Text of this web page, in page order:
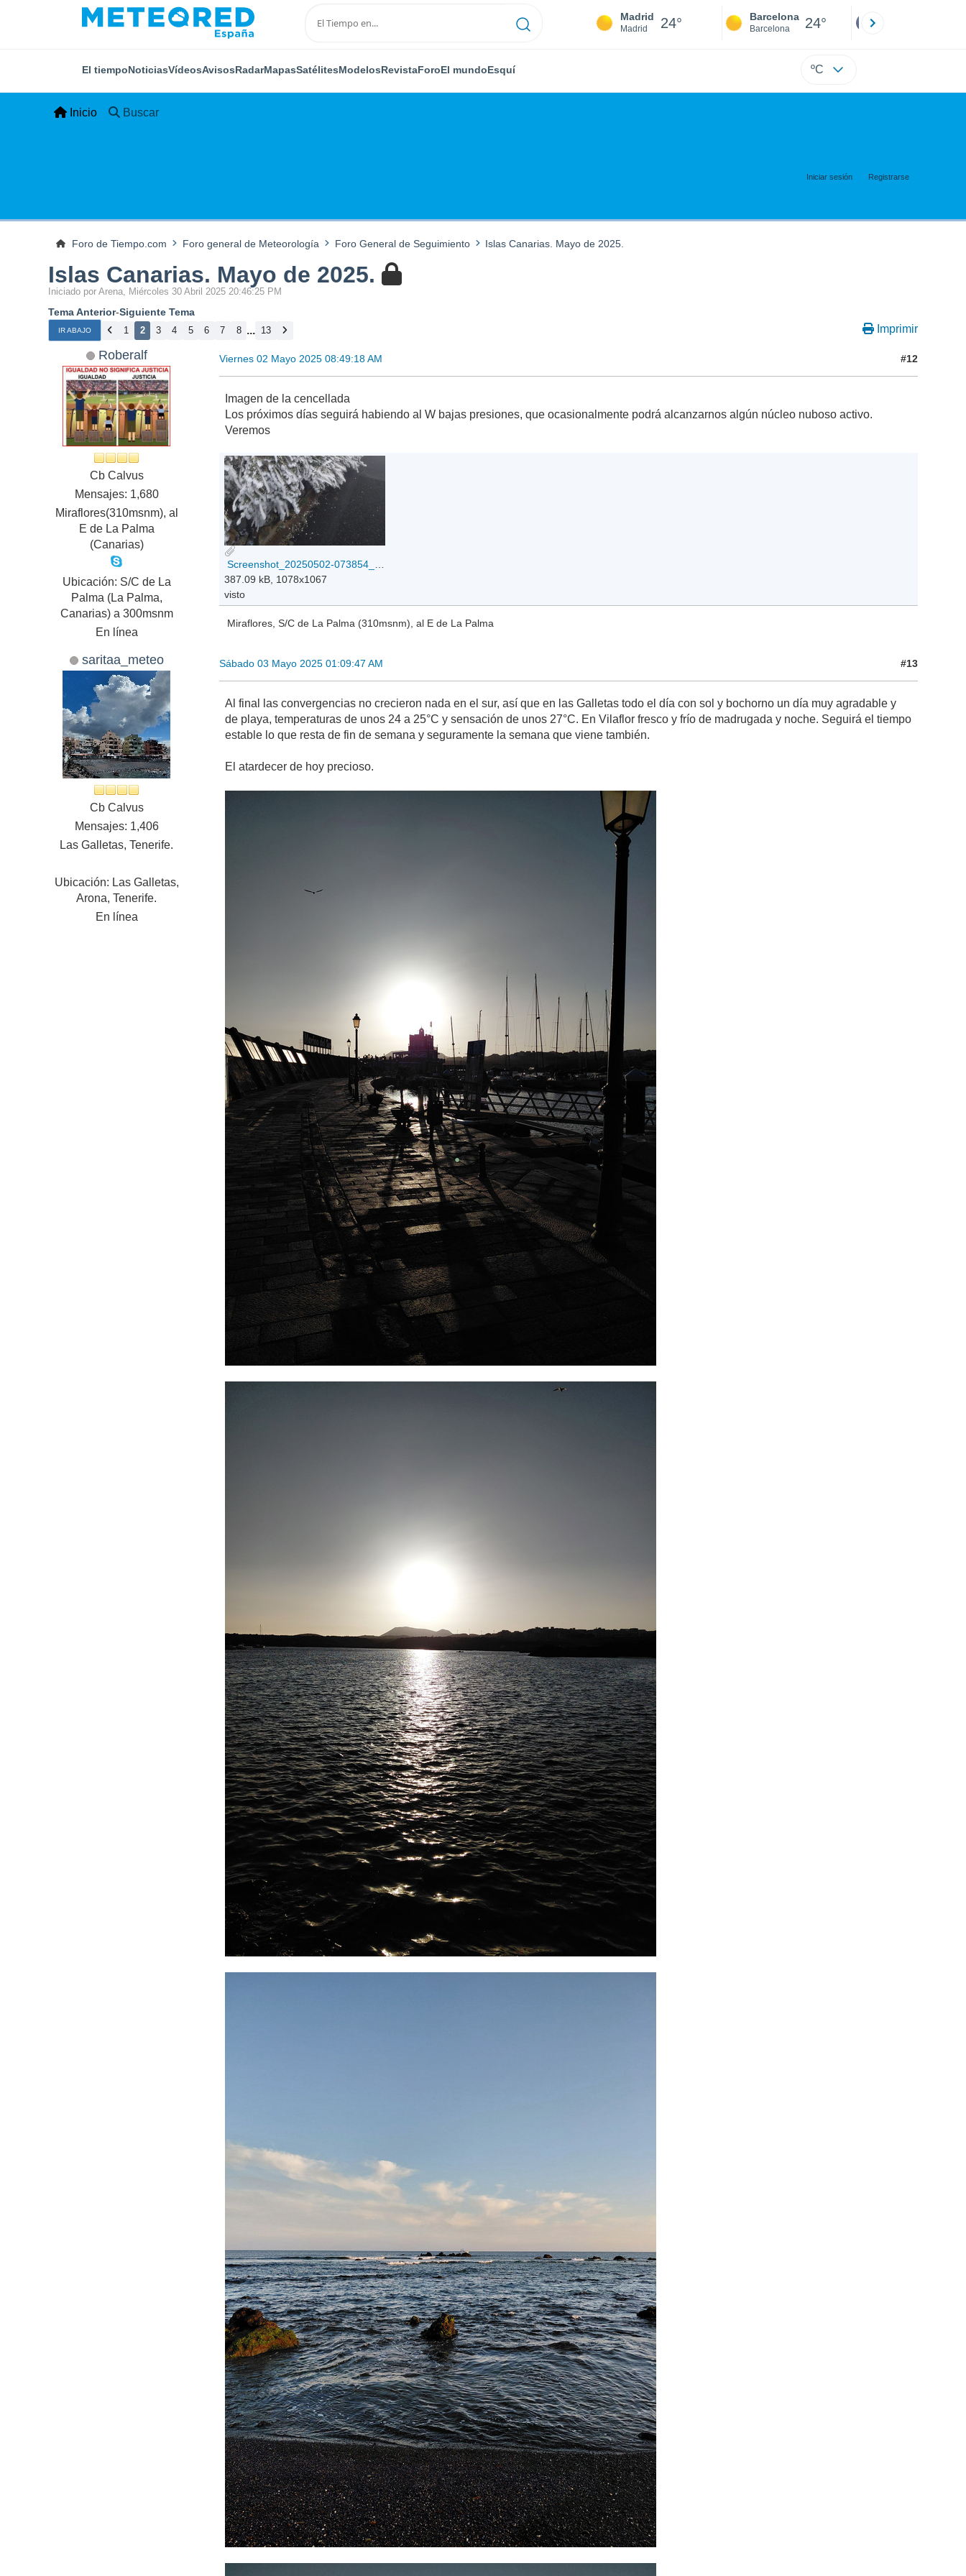
Madrid
Madrid 24° Barcelona
Barcelona 24°
El tiempoNoticiasVídeosAvisosRadarMapasSatélitesModelosRevistaForoEl mundoEsquí ºC
Inicio Buscar
Iniciar sesión Registrarse
Foro de Tiempo.com Foro general de Meteorología Foro General de Seguimiento Islas Canarias. Mayo de 2025.
Islas Canarias. Mayo de 2025.
Iniciado por Arena, Miércoles 30 Abril 2025 20:46:25 PM
Tema Anterior-Siguiente Tema
IR ABAJO 1 2 3 4 5 6 7 8 ... 13 Imprimir
Roberalf
Cb Calvus
Mensajes: 1,680
Miraflores(310msnm), al
E de La Palma
(Canarias)
Ubicación: S/C de La
Palma (La Palma,
Canarias) a 300msnm
En línea
Viernes 02 Mayo 2025 08:49:18 AM #12
Imagen de la cencellada
Los próximos días seguirá habiendo al W bajas presiones, que ocasionalmente podrá alcanzarnos algún núcleo nuboso activo.
Veremos
387.09 kB, 1078x1067
visto
Miraflores, S/C de La Palma (310msnm), al E de La Palma
saritaa_meteo
Cb Calvus
Mensajes: 1,406
Las Galletas, Tenerife.
Ubicación: Las Galletas,
Arona, Tenerife.
En línea
Sábado 03 Mayo 2025 01:09:47 AM #13
Al final las convergencias no crecieron nada en el sur, así que en las Galletas todo el día con sol y bochorno un día muy agradable y
de playa, temperaturas de unos 24 a 25°C y sensación de unos 27°C. En Vilaflor fresco y frío de madrugada y noche. Seguirá el tiempo
estable lo que resta de fin de semana y seguramente la semana que viene también.
El atardecer de hoy precioso.